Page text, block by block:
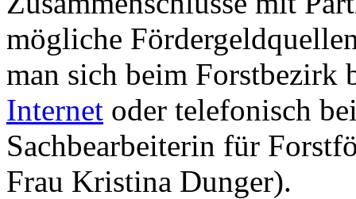
mögliche
man sich beim Forstbezirk
Internet oder telefonisch
Sachbearbeiterin für
Frau Kristina Dunger).